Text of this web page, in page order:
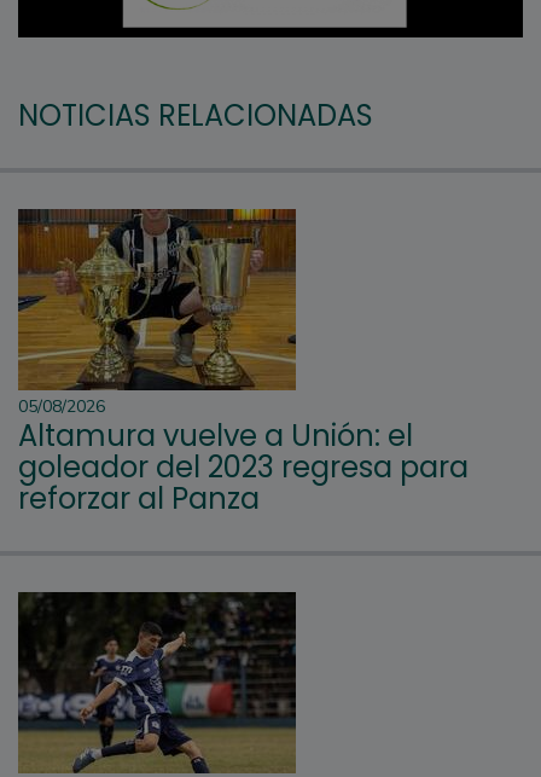
NOTICIAS RELACIONADAS
05/08/2026
Altamura vuelve a Unión: el
goleador del 2023 regresa para
reforzar al Panza